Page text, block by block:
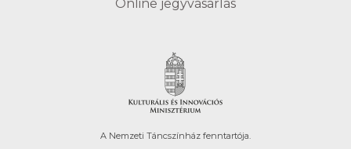
Online jegyvásárlás
A Nemzeti Táncszínház fenntartója.